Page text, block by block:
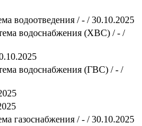
водоотведения / - / 30.10.2025
водоснабжения (ХВС) / - /
водоснабжения (ГВС) / - /
газоснабжения / - / 30.10.2025